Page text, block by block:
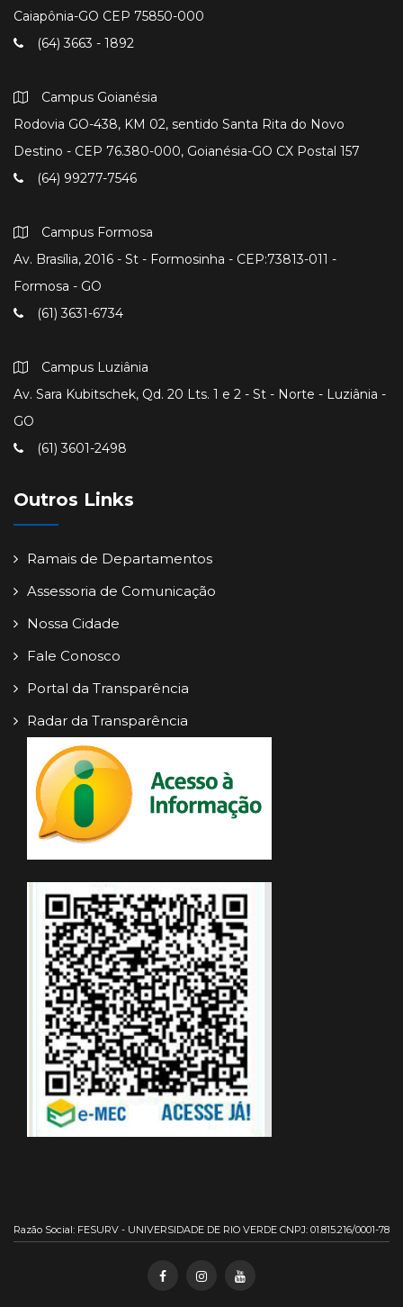
Caiapônia-GO CEP 75850-000
(64) 3663 - 1892
Campus Goianésia
Rodovia GO-438, KM 02, sentido Santa Rita do Novo
Destino - CEP 76.380-000, Goianésia-GO CX Postal 157
(64) 99277-7546
Campus Formosa
Av. Brasília, 2016 - St - Formosinha - CEP:73813-011 -
Formosa - GO
(61) 3631-6734
Campus Luziânia
Av. Sara Kubitschek, Qd. 20 Lts. 1 e 2 - St - Norte - Luziânia -
GO
(61) 3601-2498
Outros Links
Ramais de Departamentos
Assessoria de Comunicação
Nossa Cidade
Fale Conosco
Portal da Transparência
Radar da Transparência
Razão Social: FESURV - UNIVERSIDADE DE RIO VERDE CNPJ: 01.815.216/0001-78